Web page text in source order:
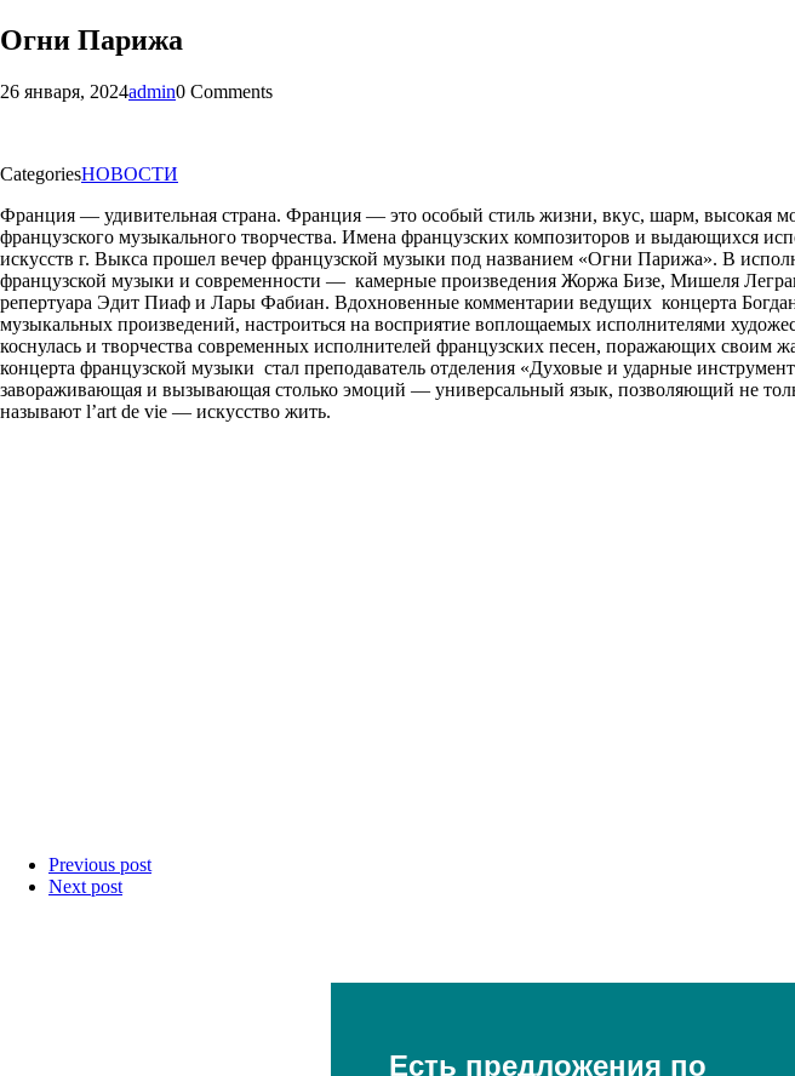
Огни Парижа
26 января, 2024admin0 Comments
CategoriesНОВОСТИ
Франция — удивительная страна. Франция — это особый стиль жизни, вкус, шарм, высокая
французского музыкального творчества. Имена французских композиторов и выдающихся
искусств г. Выкса прошел вечер французской музыки под названием «Огни Парижа». В
французской музыки и современности — камерные произведения Жоржа Бизе, Мишеля
репертуара Эдит Пиаф и Лары Фабиан. Вдохновенные комментарии ведущих концерта
музыкальных произведений, настроиться на восприятие воплощаемых исполнителями
коснулась и творчества современных исполнителей французских песен, поражающих
концерта французской музыки стал преподаватель отделения «Духовые и ударные
завораживающая и вызывающая столько эмоций — универсальный язык, позволяющий не
называют l’art de vie — искусство жить.
Previous post
Next post
Есть предложения по